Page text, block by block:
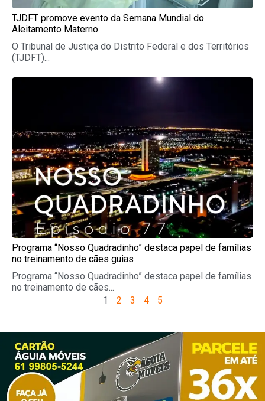
TJDFT promove evento da Semana Mundial do
Aleitamento Materno
O Tribunal de Justiça do Distrito Federal e dos Territórios
(TJDFT)...
Programa “Nosso Quadradinho” destaca papel de famílias
no treinamento de cães guias
Programa “Nosso Quadradinho” destaca papel de famílias
no treinamento de cães...
1 2 3 4 5